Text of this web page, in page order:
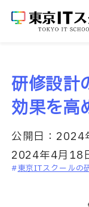
研修設計
効果を高
公開日： 2024
2024年4月18
東京ITスクールの